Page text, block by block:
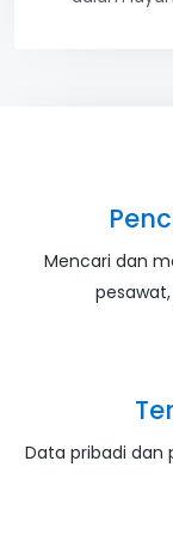
Mencari dan
Data pribadi dan